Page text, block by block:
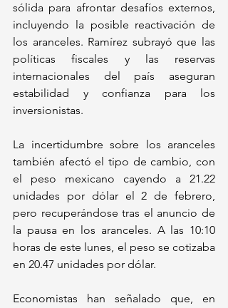
sólida para afrontar desafíos externos,
incluyendo la posible reactivación de
los aranceles. Ramírez subrayó que las
políticas fiscales y las reservas
internacionales del país aseguran
estabilidad y confianza para los
inversionistas.
La incertidumbre sobre los aranceles
también afectó el tipo de cambio, con
el peso mexicano cayendo a 21.22
unidades por dólar el 2 de febrero,
pero recuperándose tras el anuncio de
la pausa en los aranceles. A las 10:10
horas de este lunes, el peso se cotizaba
en 20.47 unidades por dólar.
Economistas han señalado que, en